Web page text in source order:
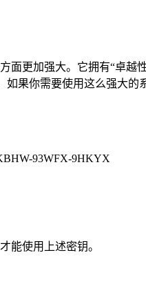
面更加强大。它拥有“卓
果你需要使用这么强大
93WFX-9HKYX
能使用上述密钥。